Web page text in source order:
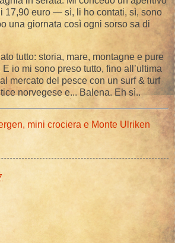
17,90 euro — sì, li ho contati, sì, sono
una giornata così ogni sorso sa di
tutto: storia, mare, montagne e pure
E io mi sono preso tutto, fino all’ultima
mercato del pesce con un surf & turf
norvegese e... Balena. Eh sì..
mini crociera e Monte Ulriken